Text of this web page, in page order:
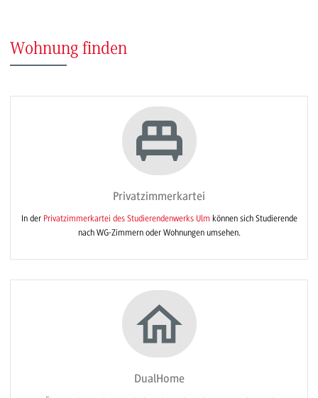
Wohnung finden
Privatzimmerkartei
In der Privatzimmerkartei des Studierendenwerks Ulm können sich Studierende
nach WG-Zimmern oder Wohnungen umsehen.
DualHome